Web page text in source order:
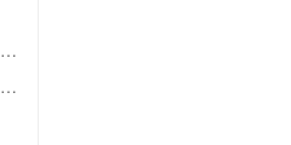
防锈油脂盐雾腐蚀试验器的常见故障与解决方法
防锈油脂盐雾腐蚀试验器的常见故障与解决方法